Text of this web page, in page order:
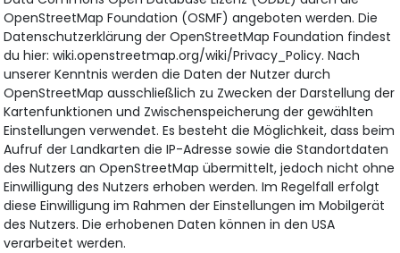
OpenStreetMap Foundation (OSMF) angeboten werden. Die
Datenschutzerklärung der OpenStreetMap Foundation findest
du hier: wiki.openstreetmap.org/wiki/Privacy_Policy. Nach
unserer Kenntnis werden die Daten der Nutzer durch
OpenStreetMap ausschließlich zu Zwecken der Darstellung der
Kartenfunktionen und Zwischenspeicherung der gewählten
Einstellungen verwendet. Es besteht die Möglichkeit, dass beim
Aufruf der Landkarten die IP-Adresse sowie die Standortdaten
des Nutzers an OpenStreetMap übermittelt, jedoch nicht ohne
Einwilligung des Nutzers erhoben werden. Im Regelfall erfolgt
diese Einwilligung im Rahmen der Einstellungen im Mobilgerät
des Nutzers. Die erhobenen Daten können in den USA
verarbeitet werden.